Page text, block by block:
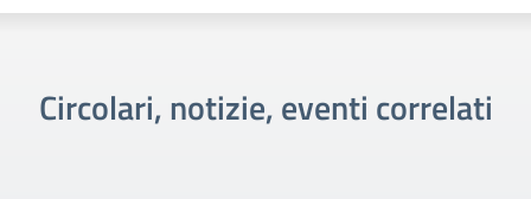
Circolari, notizie, eventi correlati